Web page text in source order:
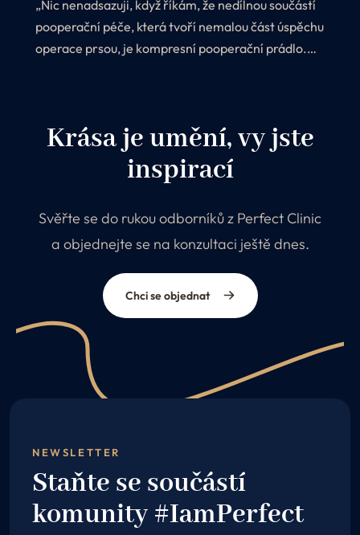
„Nic nenadsazuji, když říkám, že nedílnou součástí
pooperační péče, která tvoří nemalou část úspěchu
operace prsou, je kompresní pooperační prádlo.
Krása je umění, vy jste
inspirací
Svěřte se do rukou odborníků z Perfect Clinic
a objednejte se na konzultaci ještě dnes.
Chci se objednat
NEWSLETTER
Staňte se součástí
komunity #IamPerfect